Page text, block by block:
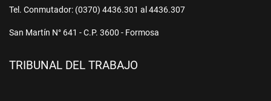
Tel. Conmutador: (0370) 4436.301 al 4436.307
San Martín N° 641 - C.P. 3600 - Formosa
TRIBUNAL DEL TRABAJO